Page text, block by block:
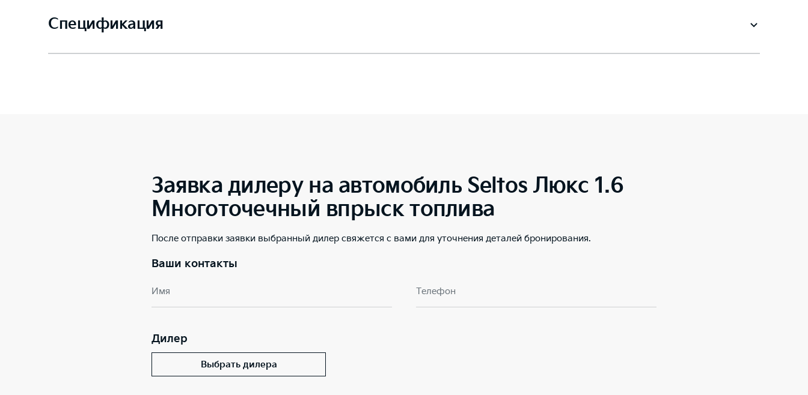
Спецификация
Заявка дилеру на автомобиль Seltos Люкс 1.6
Многоточечный впрыск топлива
После отправки заявки выбранный дилер свяжется с вами для уточнения деталей бронирования.
Ваши контакты
Имя Телефон
Дилер
Выбрать дилера